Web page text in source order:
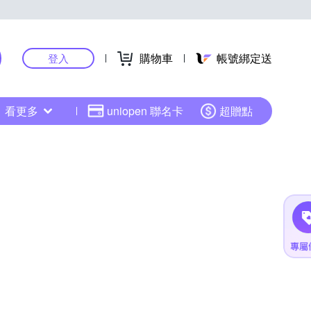
登入 購物車 帳號綁定送
看更多 uniopen 聯名卡 超贈點